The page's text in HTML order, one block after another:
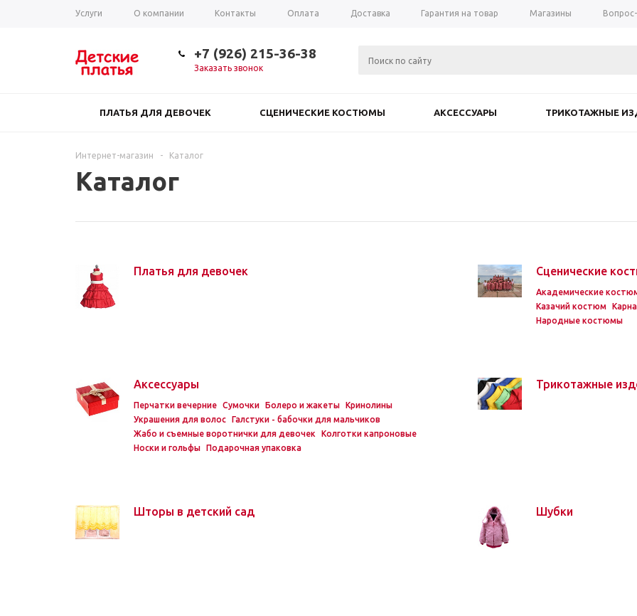
Услуги О компании Контакты Оплата Доставка Гарантия на товар Магазины
+7 (926) 215-36-38
Заказать звонок
ПЛАТЬЯ ДЛЯ ДЕВОЧЕК СЦЕНИЧЕСКИЕ КОСТЮМЫ АКСЕССУАРЫ ТРИКОТАЖНЫЕ
Интернет-магазин - Каталог
Каталог
Платья для девочек Сценические
Академические
Казачий костюм
Народные костюмы
Аксессуары
Перчатки вечерние Сумочки Болеро и жакеты
Кринолины
Украшения для волос
Галстуки - бабочки для мальчиков
Жабо и съемные воротнички для девочек
Колготки капроновые
Носки и гольфы
Подарочная упаковка
Трикотажные
Шторы в детский сад Шубки